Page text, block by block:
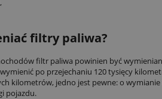
filtry paliwa?
filtr paliwa powinien być
po przejechaniu 120 tysięcy
kilometrów, jedno jest pewne: o
pojazdu.